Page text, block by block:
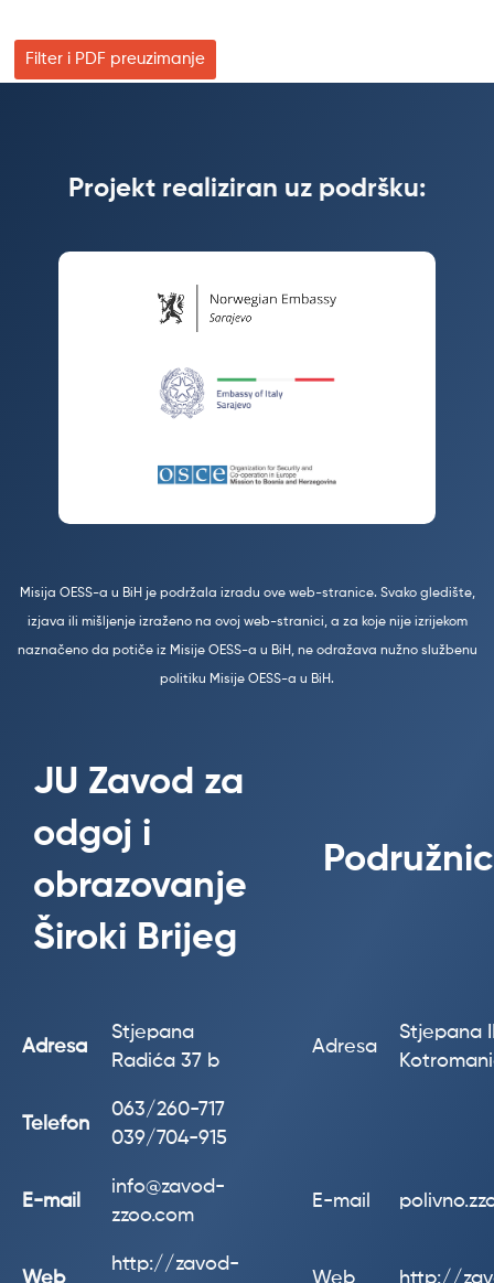
Filter i PDF preuzimanje
Projekt realiziran uz podršku:
Misija OESS-a u BiH je podržala izradu ove web-stranice. Svako gledište,
izjava ili mišljenje izraženo na ovoj web-stranici, a za koje nije izrijekom
naznačeno da potiče iz Misije OESS-a u BiH, ne odražava nužno službenu
politiku Misije OESS-a u BiH.
JU Zavod za
odgoj i
obrazovanje
Široki Brijeg
Adresa
Stjepana
Radića 37 b
Adresa
Stjepana
Telefon
063/260-717
039/704-915
E-mail
info@zavod-
zzoo.com
E-mail
Web
http://zavod-
Web http://